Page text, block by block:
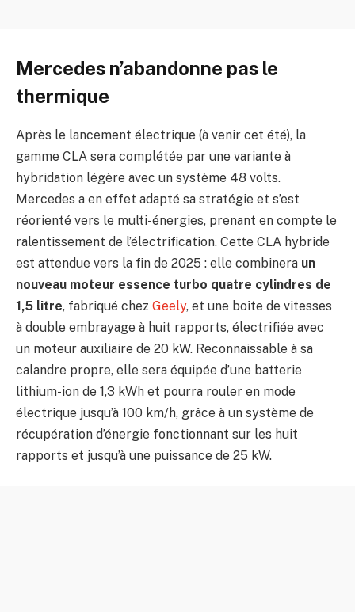
Mercedes n’abandonne pas le
thermique
Après le lancement électrique (à venir cet été), la
gamme CLA sera complétée par une variante à
hybridation légère avec un système 48 volts.
Mercedes a en effet adapté sa stratégie et s’est
réorienté vers le multi-énergies, prenant en compte le
ralentissement de l’électrification. Cette CLA hybride
est attendue vers la fin de 2025 : elle combinera un
nouveau moteur essence turbo quatre cylindres de
1,5 litre, fabriqué chez Geely, et une boîte de vitesses
à double embrayage à huit rapports, électrifiée avec
un moteur auxiliaire de 20 kW. Reconnaissable à sa
calandre propre, elle sera équipée d’une batterie
lithium-ion de 1,3 kWh et pourra rouler en mode
électrique jusqu’à 100 km/h, grâce à un système de
récupération d’énergie fonctionnant sur les huit
rapports et jusqu’à une puissance de 25 kW.